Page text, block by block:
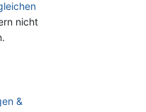
nicht
&